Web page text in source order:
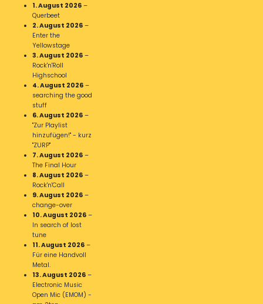
1. August 2026 –
Querbeet
2. August 2026 –
Enter the
Yellowstage
3. August 2026 –
Rock'n'Roll
Highschool
4. August 2026 –
searching the good
stuff
6. August 2026 –
"Zur Playlist
hinzufügen!" - kurz
"ZURP"
7. August 2026 –
The Final Hour
8. August 2026 –
Rock'n'Call
9. August 2026 –
change-over
10. August 2026 –
In search of lost
tune
11. August 2026 –
Für eine Handvoll
Metal.
13. August 2026 –
Electronic Music
Open Mic (EMOM) -